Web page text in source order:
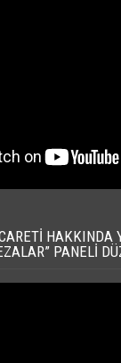
HAKKINDA
PANELI